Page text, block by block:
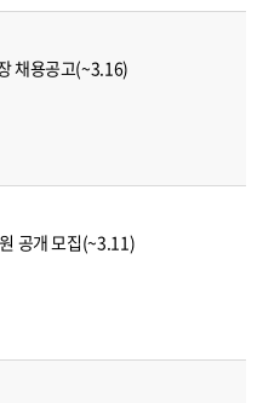
채용공고(~3.16)
공개 모집(~3.11)